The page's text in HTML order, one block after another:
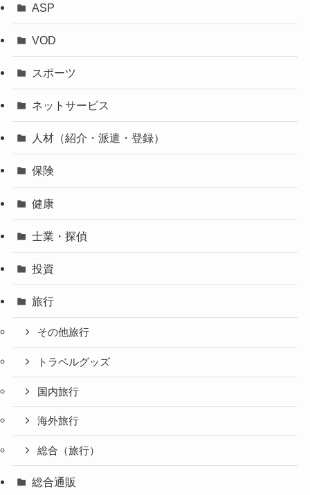
ASP
VOD
スポーツ
ネットサービス
人材（紹介・派遣・登録）
保険
健康
士業・探偵
投資
旅行
その他旅行
トラベルグッズ
国内旅行
海外旅行
総合（旅行）
総合通販